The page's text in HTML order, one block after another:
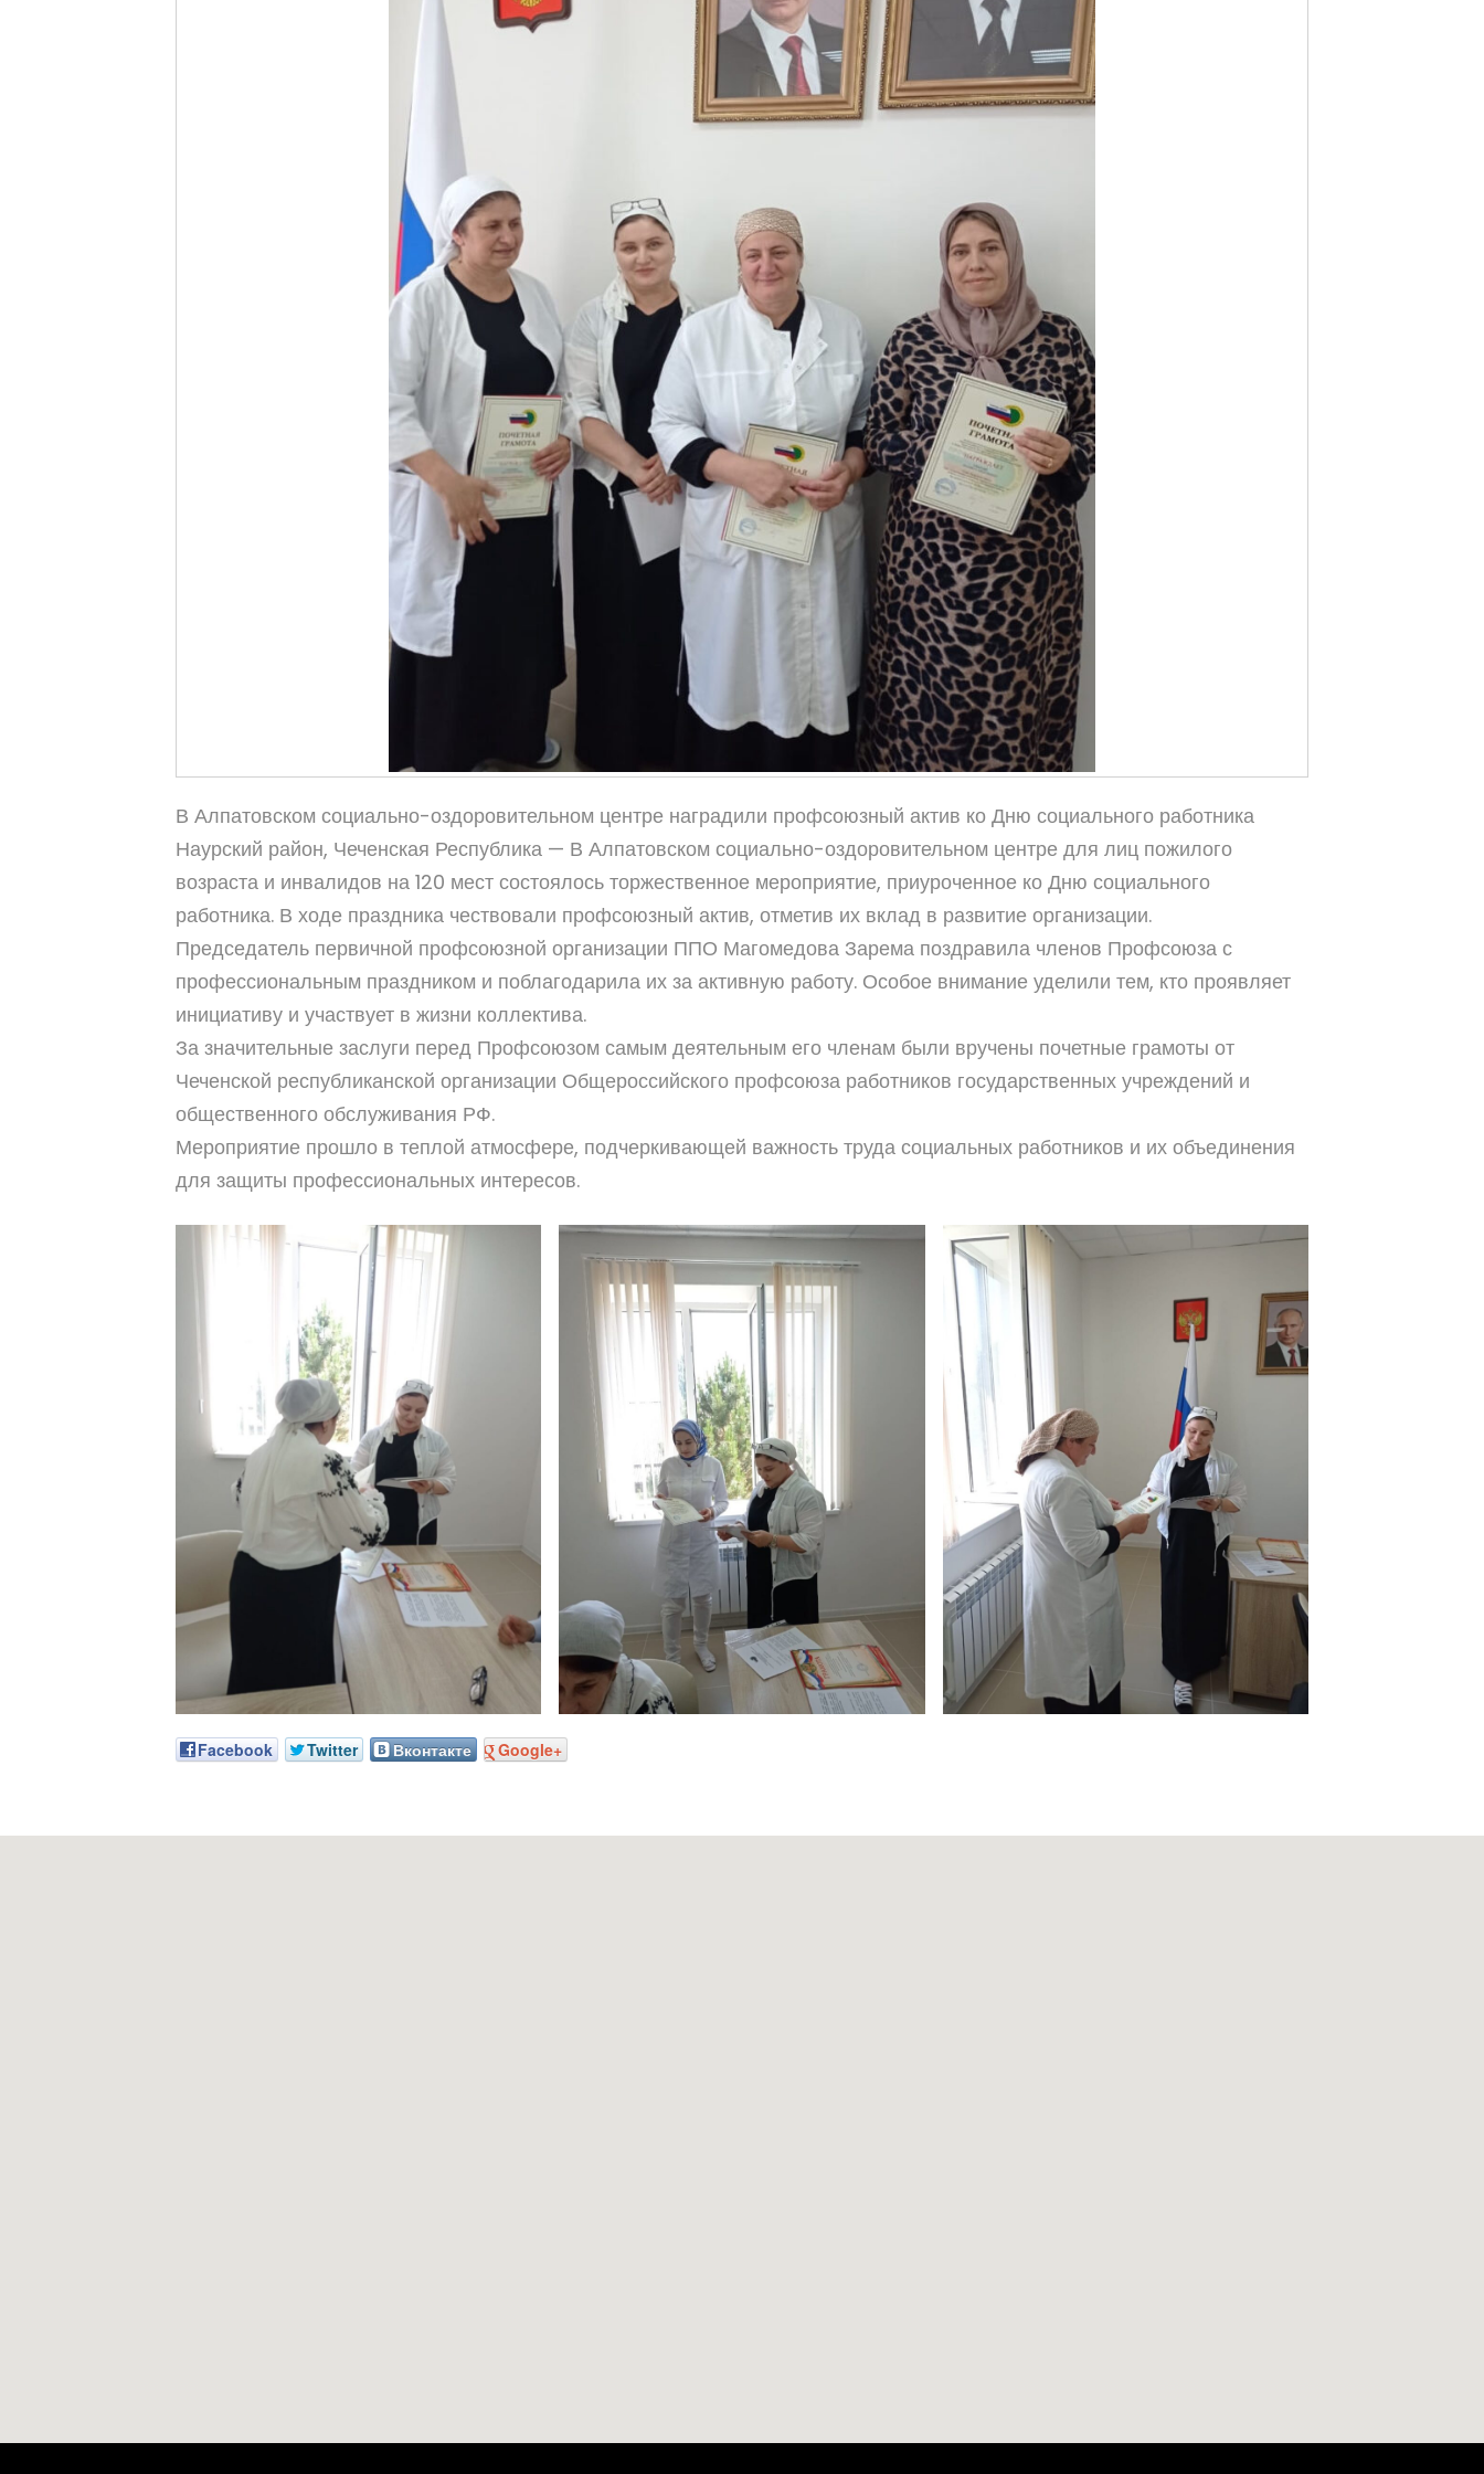
В Алпатовском социально-оздоровительном центре наградили профсоюзный актив ко Дню социального работника
Наурский район, Чеченская Республика — В Алпатовском социально-оздоровительном центре для лиц пожилого
возраста и инвалидов на 120 мест состоялось торжественное мероприятие, приуроченное ко Дню социального
работника. В ходе праздника чествовали профсоюзный актив, отметив их вклад в развитие организации.
Председатель первичной профсоюзной организации ППО Магомедова Зарема поздравила членов Профсоюза с
профессиональным праздником и поблагодарила их за активную работу. Особое внимание уделили тем, кто проявляет
инициативу и участвует в жизни коллектива.
За значительные заслуги перед Профсоюзом самым деятельным его членам были вручены почетные грамоты от
Чеченской республиканской организации Общероссийского профсоюза работников государственных учреждений и
общественного обслуживания РФ.
Мероприятие прошло в теплой атмосфере, подчеркивающей важность труда социальных работников и их объединения
для защиты профессиональных интересов.
Facebook Twitter Вконтакте Google+